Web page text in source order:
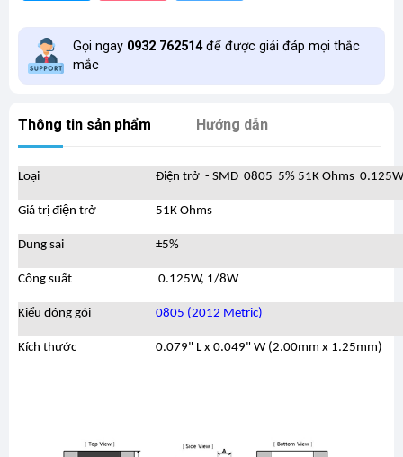
Gọi ngay 0932 762514để được giải đáp mọi thắc
mắc
Thông tin sản phẩm Hướng dẫn
Loại Điện trở - SMD 0805 5% 51K Ohms
Giá trị điện trở 51K Ohms
Dung sai ±5%
Công suất 0.125W, 1/8W
Kiểu đóng gói 0805 (2012 Metric)
Kích thước 0.079" L x 0.049" W (2.00mm x 1.25mm)